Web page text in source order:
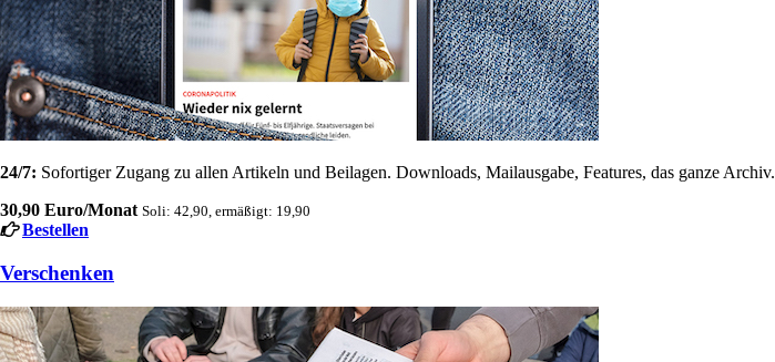
24/7: Sofortiger Zugang zu allen Artikeln und Beilagen. Downloads, Mailausgabe, Features, das ganze Archiv.
30,90 Euro/Monat Soli: 42,90, ermäßigt: 19,90
Bestellen
Verschenken